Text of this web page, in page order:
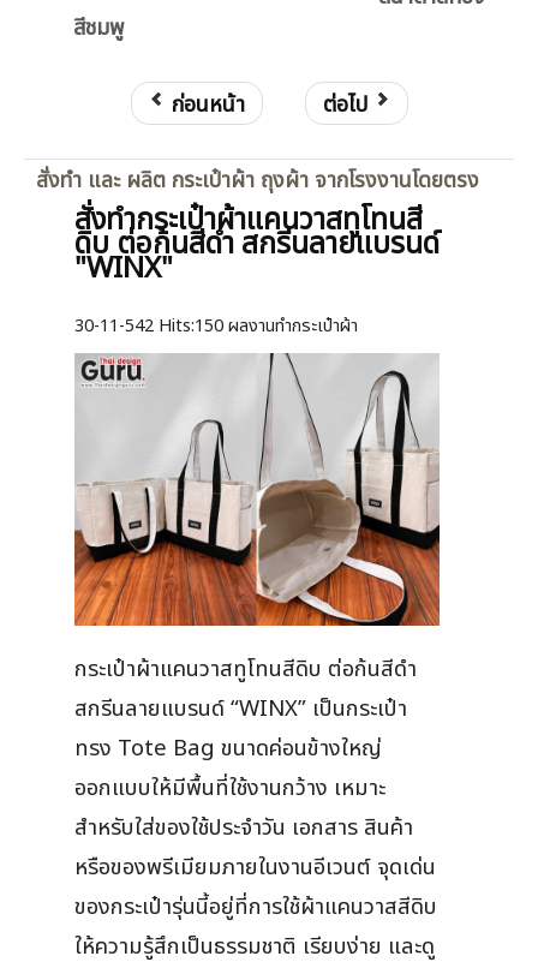
สีชมพู
ก่อนหน้า ต่อไป
สั่งทำ และ ผลิต กระเป๋าผ้า ถุงผ้า จากโรงงานโดยตรง
สั่งทำกระเป๋าผ้าแคนวาสทูโทนสี
ดิบ ต่อก้นสีดำ สกรีนลายแบรนด์
"WINX"
30-11-542 Hits:150 ผลงานทำกระเป๋าผ้า
กระเป๋าผ้าแคนวาสทูโทนสีดิบ ต่อก้นสีดำ
สกรีนลายแบรนด์ “WINX” เป็นกระเป๋า
ทรง Tote Bag ขนาดค่อนข้างใหญ่
ออกแบบให้มีพื้นที่ใช้งานกว้าง เหมาะ
สำหรับใส่ของใช้ประจำวัน เอกสาร สินค้า
หรือของพรีเมียมภายในงานอีเวนต์ จุดเด่น
ของกระเป๋ารุ่นนี้อยู่ที่การใช้ผ้าแคนวาสสีดิบ
ให้ความรู้สึกเป็นธรรมชาติ เรียบง่าย และดู